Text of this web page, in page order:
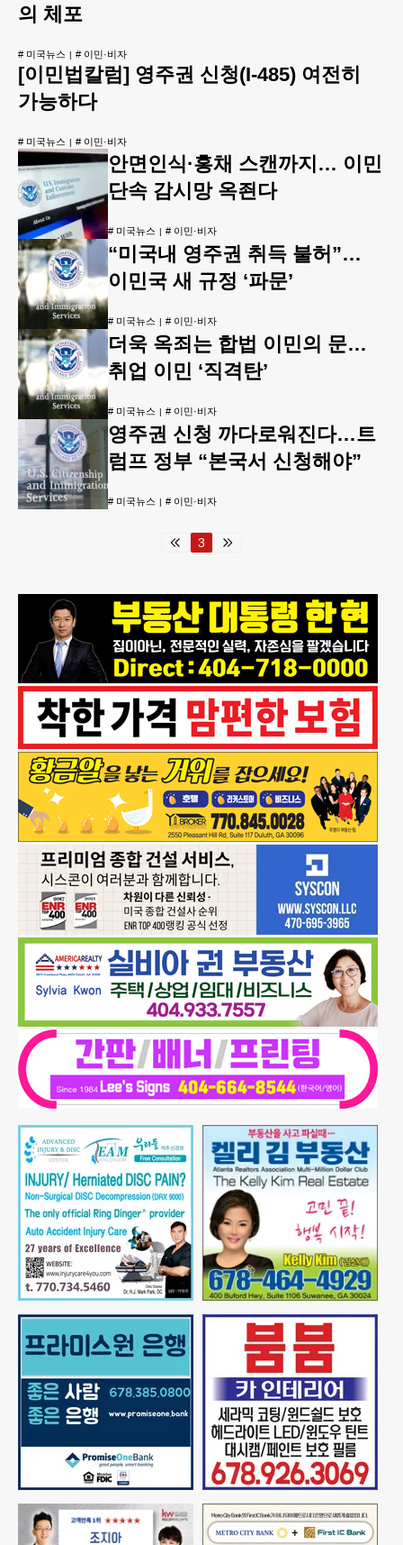
의 체포
# 미국뉴스 # 이민·비자
[이민법칼럼] 영주권 신청(I-485) 여전히
가능하다
# 미국뉴스 # 이민·비자
안면인식·홍채 스캔까지… 이민
단속 감시망 옥죈다
# 미국뉴스 # 이민·비자
“미국내 영주권 취득 불허”…
이민국 새 규정 ‘파문’
# 미국뉴스 # 이민·비자
더욱 옥죄는 합법 이민의 문…
취업 이민 ‘직격탄’
# 미국뉴스 # 이민·비자
영주권 신청 까다로워진다…트
럼프 정부 “본국서 신청해야”
# 미국뉴스 # 이민·비자
3